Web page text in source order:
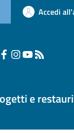
Accedi
e restauri